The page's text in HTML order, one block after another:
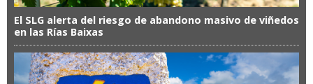
El SLG alerta del riesgo de abandono masivo de viñedos
en las Rías Baixas